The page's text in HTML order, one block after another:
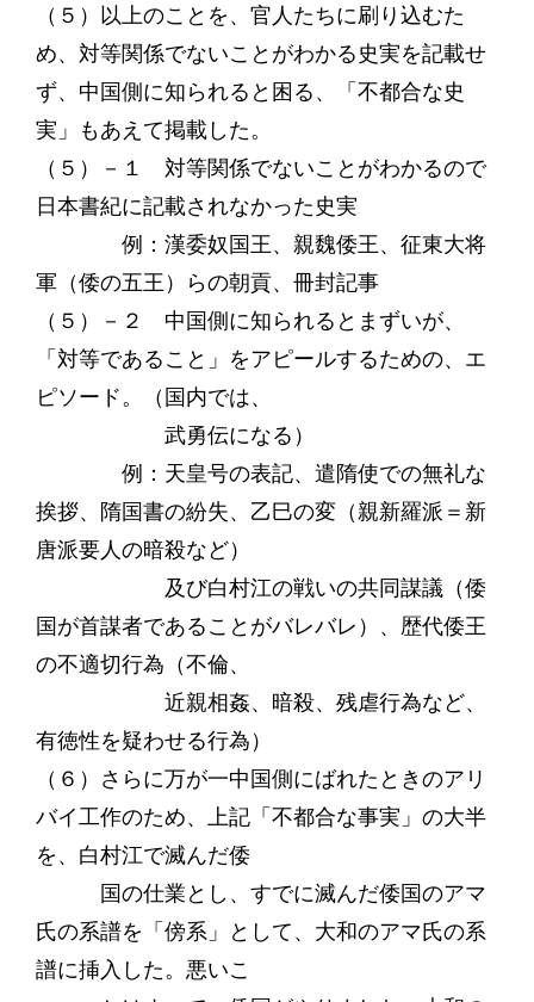
（５）以上のことを、官人たちに刷り込むた
め、対等関係でないことがわかる史実を記載せ
ず、中国側に知られると困る、「不都合な史
実」もあえて掲載した。
（５）－１ 対等関係でないことがわかるので
日本書紀に記載されなかった史実
例：漢委奴国王、親魏倭王、征東大将
軍（倭の五王）らの朝貢、冊封記事
（５）－２ 中国側に知られるとまずいが、
「対等であること」をアピールするための、エ
ピソード。（国内では、
武勇伝になる）
例：天皇号の表記、遣隋使での無礼な
挨拶、隋国書の紛失、乙巳の変（親新羅派＝新
唐派要人の暗殺など）
及び白村江の戦いの共同謀議（倭
国が首謀者であることがバレバレ）、歴代倭王
の不適切行為（不倫、
近親相姦、暗殺、残虐行為など、
有徳性を疑わせる行為）
（６）さらに万が一中国側にばれたときのアリ
バイ工作のため、上記「不都合な事実」の大半
を、白村江で滅んだ倭
国の仕業とし、すでに滅んだ倭国のアマ
氏の系譜を「傍系」として、大和のアマ氏の系
譜に挿入した。悪いこ